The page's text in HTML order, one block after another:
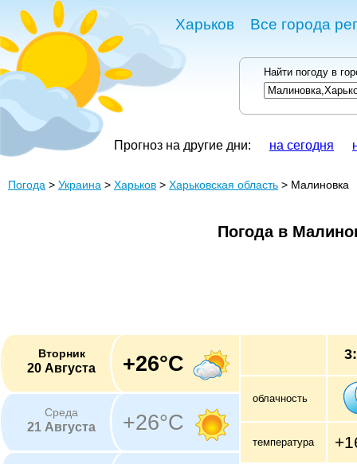
Харьков Все города
Найти погоду в
Прогноз на другие дни: на сегодня
Погода > Украина > Харьков > Харьковская область > Малиновка
Погода в
Вторник
20 Августа +26°C
Среда
21 Августа +26°C
облачность
температура